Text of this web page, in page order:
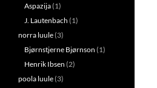
Aspazija(1)
J. Lautenbach (1)
norra luule(3)
Bjørnstjerne Bjørnson (1)
Henrik Ibsen (2)
poola luule(3)